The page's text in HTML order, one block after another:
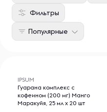
Фильтры
Популярные
IPSUM
Гуарана комплекс с
кофеином (200 мг) Манго
Маракуйя, 25 мл x 20 шт